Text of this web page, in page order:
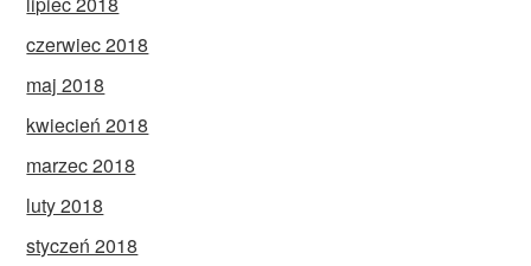
czerwiec 2018
maj 2018
kwiecień 2018
marzec 2018
luty 2018
styczeń 2018